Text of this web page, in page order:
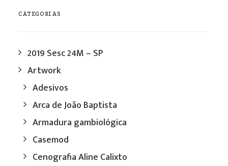
CATEGORIAS
2019 Sesc 24M – SP
Artwork
Adesivos
Arca de João Baptista
Armadura gambiológica
Casemod
Cenografia Aline Calixto